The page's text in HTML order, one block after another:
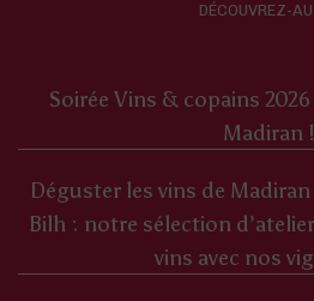
DÉCOUVREZ-
Soirée Vins & copains
Madiran !
Déguster les vins de
Bilh : notre sélection
vins avec nos